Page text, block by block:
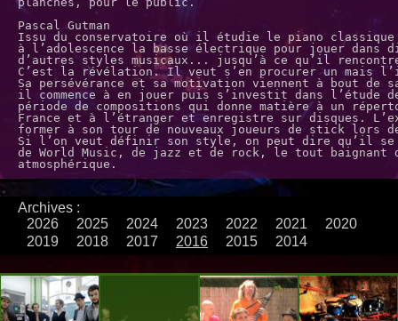
Pascal Gutman
Issu du conservatoire où il étudie le piano classique
à l’adolescence la basse électrique pour jouer dans
d’autres styles musicaux... jusqu’à ce qu’il
C’est la révélation. Il veut s’en procurer un mais
Sa persévérance et sa motivation viennent à bout de
il commence à en jouer puis s’investit dans l’étude
période de compositions qui donne matière à un
France et à l’étranger et enregistre sur disques.
former à son tour de nouveaux joueurs de stick lors
Si l’on veut définir son style, on peut dire qu’il se
de World Music, de jazz et de rock, le tout baignant
atmosphérique.
Archives :
2026
2025 2024 2023 2022 2021
2020
2019
2018 2017 2016 2015 2014